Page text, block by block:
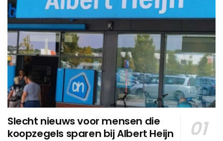
Slecht nieuws voor mensen die
koopzegels sparen bij Albert Heijn